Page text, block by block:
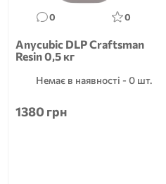
0 0
Anycubic DLP Craftsman
Resin 0,5 кг
Немає в наявності - 0 шт.
1380 грн